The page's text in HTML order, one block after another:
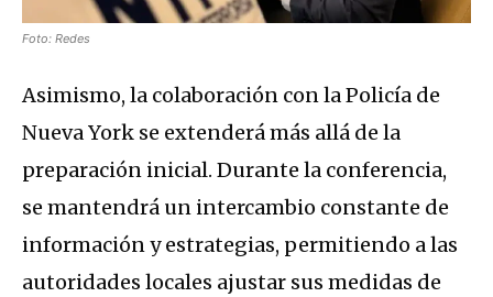
Foto: Redes
Asimismo, la colaboración con la Policía de
Nueva York se extenderá más allá de la
preparación inicial. Durante la conferencia,
se mantendrá un intercambio constante de
información y estrategias, permitiendo a las
autoridades locales ajustar sus medidas de